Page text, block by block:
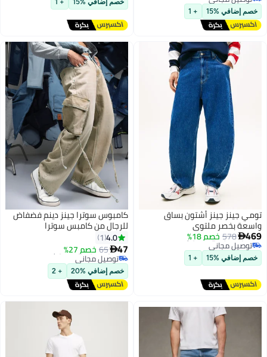
خصم إضافي %15 + 1
خصم إضافي %15 + 1
تومي جينز جينز أشتون بساق
واسعة بخصر ملتوي
469
578خصم 18%
أقل سعر في 30 يوم
توصيل مجاني
أقل سعر في 30 يوم
خصم إضافي %15 + 1
كامبوس سوترا جينز دينم فضفاض
للرجال من كامبس سوترا
4.0
1
47
65خصم 27%
أقل سعر في 30 يوم
توصيل مجاني
أقل سعر في 30 يوم
خصم إضافي %20 + 2